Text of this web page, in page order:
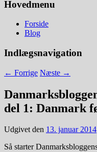
Hovedmenu
Forside
Blog
Indlægsnavigation
← Forrige Næste →
del 1: Danmark
Udgivet den 13. januar 2014
Så starter